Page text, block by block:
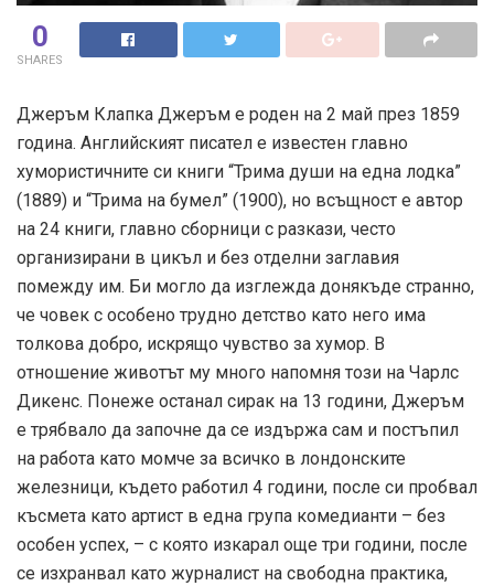
0
SHARES
Джеръм Клапка Джеръм е роден на 2 май през 1859
година. Английският писател е известен главно
хумористичните си книги “Трима души на една лодка”
(1889) и “Трима на бумел” (1900), но всъщност е автор
на 24 книги, главно сборници с разкази, често
организирани в цикъл и без отделни заглавия
помежду им. Би могло да изглежда донякъде странно,
че човек с особено трудно детство като него има
толкова добро, искрящо чувство за хумор. В
отношение животът му много напомня този на Чарлс
Дикенс. Понеже останал сирак на 13 години, Джеръм
е трябвало да започне да се издържа сам и постъпил
на работа като момче за всичко в лондонските
железници, където работил 4 години, после си пробвал
късмета като артист в една група комедианти – без
особен успех, – с която изкарал още три години, после
се изхранвал като журналист на свободна практика,